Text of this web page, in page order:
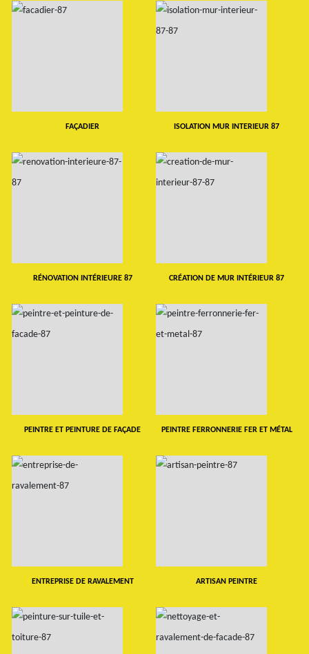
FAÇADIER ISOLATION MUR INTERIEUR 87
RÉNOVATION INTÉRIEURE 87 CRÉATION DE MUR INTÉRIEUR 87
PEINTRE ET PEINTURE DE FAÇADE PEINTRE FERRONNERIE FER ET MÉTAL
ENTREPRISE DE RAVALEMENT ARTISAN PEINTRE